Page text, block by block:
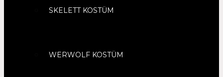
SKELETT KOSTÜM
WERWOLF KOSTÜM